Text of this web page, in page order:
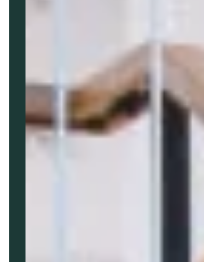
Vos Coordonnées
Mme
Mr